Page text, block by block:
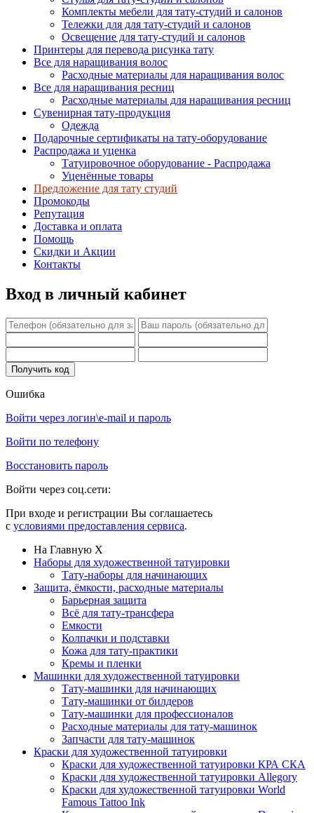
Комплекты мебели для тату-студий и салонов
Тележки для для тату-студий и салонов
Освещение для тату-студий и салонов
Принтеры для перевода рисунка тату
Все для наращивания волос
Расходные материалы для наращивания волос
Все для наращивания ресниц
Расходные материалы для наращивания ресниц
Сувенирная тату-продукция
Одежда
Подарочные сертификаты на тату-оборудование
Распродажа и уценка
Татуировочное оборудование - Распродажа
Уценённые товары
Предложение для тату студий
Промокоды
Репутация
Доставка и оплата
Помощь
Скидки и Акции
Контакты
Вход в личный кабинет
Ошибка
Войти через логин\e-mail и пароль
Войти по телефону
Восстановить пароль
Войти через соц.сети:
При входе и регистрации Вы соглашаетесь
с условиями предоставления сервиса.
На Главную X
Наборы для художественной татуировки
Тату-наборы для начинающих
Защита, ёмкости, расходные материалы
Барьерная защита
Всё для тату-трансфера
Емкости
Колпачки и подставки
Кожа для тату-практики
Кремы и пленки
Машинки для художественной татуировки
Тату-машинки для начинающих
Тату-машинки от билдеров
Тату-машинки для профессионалов
Расходные материалы для тату-машинок
Запчасти для тату-машинок
Краски для художественной татуировки
Краски для художественной татуировки КРА СКА
Краски для художественной татуировки Allegory
Краски для художественной татуировки World
Famous Tattoo Ink